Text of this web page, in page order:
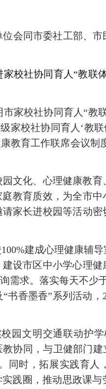
位会同市委社工部、市
校社协同育人 “教联
家校社协同育人 “教
家校社协同育人 ‘教
教育工作联席会议制
园文化、心理健康教育
教育质效，为全市中
家长进校园等活动密
100%建成心理健康辅
建设市区中小学心理
需求。落实每天不少
“书香墨香”系列活动 ，
校园文明交通联动护
教协同，与卫健部门建
同时，拓展实践育人
实践圈，推动思政课与